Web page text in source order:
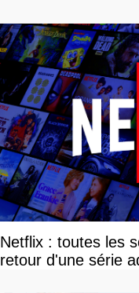
Netflix : toutes les
retour d'une série